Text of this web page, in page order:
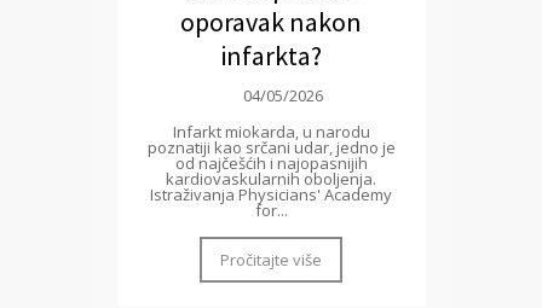
oporavak nakon
infarkta?
04/05/2026
Infarkt miokarda, u narodu
poznatiji kao srčani udar, jedno je
od najčešćih i najopasnijih
kardiovaskularnih oboljenja.
Istraživanja Physicians' Academy
for...
Pročitajte više